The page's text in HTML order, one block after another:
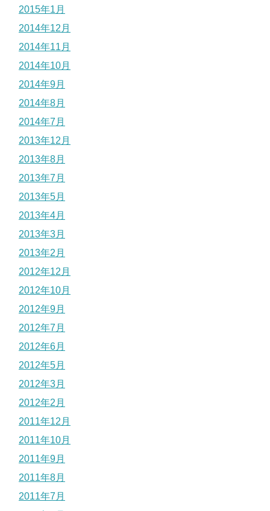
2015年1月
2014年12月
2014年11月
2014年10月
2014年9月
2014年8月
2014年7月
2013年12月
2013年8月
2013年7月
2013年5月
2013年4月
2013年3月
2013年2月
2012年12月
2012年10月
2012年9月
2012年7月
2012年6月
2012年5月
2012年3月
2012年2月
2011年12月
2011年10月
2011年9月
2011年8月
2011年7月